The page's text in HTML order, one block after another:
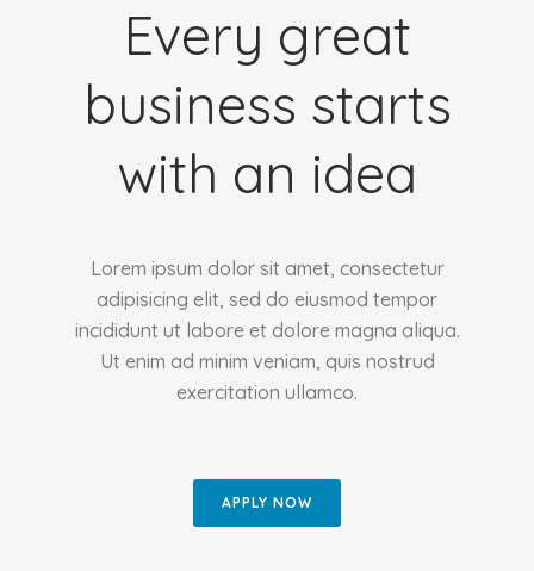
Every great
business starts
with an idea
Lorem ipsum dolor sit amet, consectetur
adipisicing elit, sed do eiusmod tempor
incididunt ut labore et dolore magna aliqua.
Ut enim ad minim veniam, quis nostrud
exercitation ullamco.
APPLY NOW